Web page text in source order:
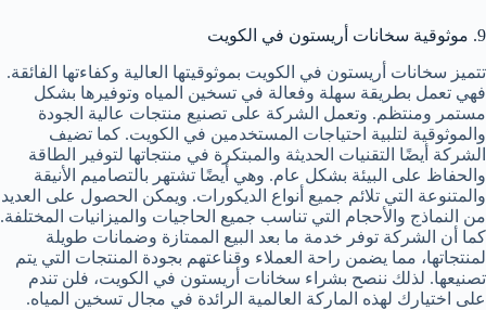
9. موثوقية سخانات أريستون في الكويت
تتميز سخانات أريستون في الكويت بموثوقيتها العالية وكفاءتها الفائقة.
فهي تعمل بطريقة سهلة وفعالة في تسخين المياه وتوفيرها بشكل
مستمر ومنتظم. وتعمل الشركة على تصنيع منتجات عالية الجودة
والموثوقية لتلبية احتياجات المستخدمين في الكويت. كما تضيف
الشركة أيضًا التقنيات الحديثة والمبتكرة في منتجاتها لتوفير الطاقة
والحفاظ على البيئة بشكل عام. وهي أيضًا تشتهر بالتصاميم الأنيقة
والمتنوعة التي تلائم جميع أنواع الديكورات. ويمكن الحصول على العديد
من النماذج والأحجام التي تناسب جميع الحاجيات والميزانيات المختلفة.
كما أن الشركة توفر خدمة ما بعد البيع الممتازة وضمانات طويلة
لمنتجاتها، مما يضمن راحة العملاء وقناعتهم بجودة المنتجات التي يتم
تصنيعها. لذلك ننصح بشراء سخانات أريستون في الكويت، فلن تندم
على اختيارك لهذه الماركة العالمية الرائدة في مجال تسخين المياه.